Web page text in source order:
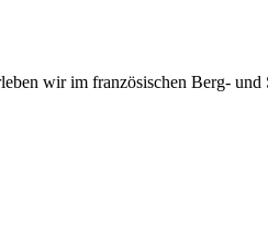
wir im französischen Berg-